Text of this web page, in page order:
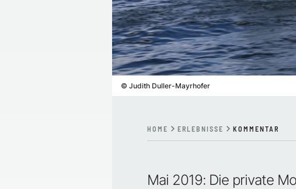
© Judith Duller-Mayrhofer
HOME ERLEBNISSE KOMMENTAR
Mai 2019: Die private